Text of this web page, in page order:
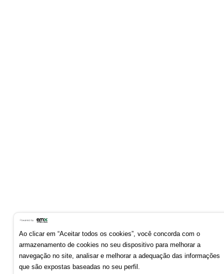
Ao clicar em “Aceitar todos os cookies”, você concorda com o
armazenamento de cookies no seu dispositivo para melhorar a
navegação no site, analisar e melhorar a adequação das informações
que são expostas baseadas no seu perfil.